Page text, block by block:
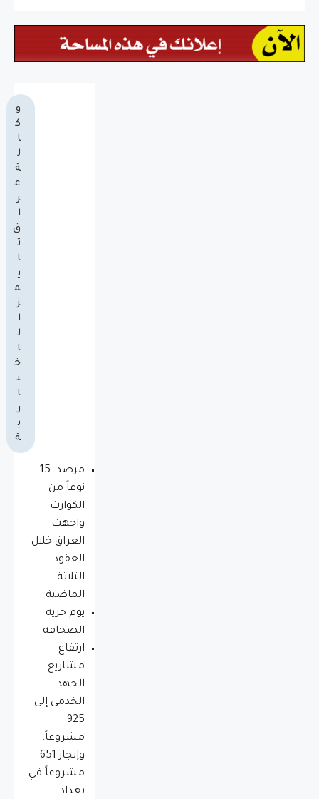
و
ك
ا
ل
ة
ع
ر
ا
ق
ت
ا
ي
م
ز
ا
ل
ا
خ
ب
ا
ر
ي
ة
مرصد: 15
نوعاً من
الكوارث
واجهت
العراق خلال
العقود
الثلاثة
الماضية
يوم حريه
الصحافة
ارتفاع
مشاريع
الجهد
الخدمي إلى
925
مشروعاً..
وإنجاز 651
مشروعاً في
بغداد